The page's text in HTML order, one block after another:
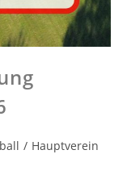
/ Hauptverein